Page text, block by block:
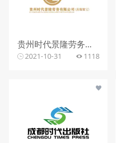
贵州时代景隆劳务有限公司(善缘聚宝)
2021-10-31 1118